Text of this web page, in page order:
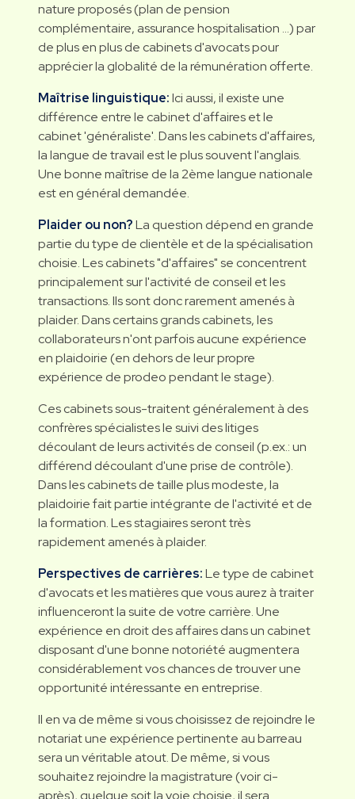
nature proposés (plan de pension
complémentaire, assurance hospitalisation …) par
de plus en plus de cabinets d'avocats pour
apprécier la globalité de la rémunération offerte.
Maîtrise linguistique:Ici aussi, il existe une
différence entre le cabinet d'affaires et le
cabinet 'généraliste'. Dans les cabinets d'affaires,
la langue de travail est le plus souvent l'anglais.
Une bonne maîtrise de la 2ème langue nationale
est en général demandée.
Plaider ou non?La question dépend en grande
partie du type de clientèle et de la spécialisation
choisie. Les cabinets "d'affaires" se concentrent
principalement sur l'activité de conseil et les
transactions. Ils sont donc rarement amenés à
plaider. Dans certains grands cabinets, les
collaborateurs n'ont parfois aucune expérience
en plaidoirie (en dehors de leur propre
expérience de prodeo pendant le stage).
Ces cabinets sous-traitent généralement à des
confrères spécialistes le suivi des litiges
découlant de leurs activités de conseil (p.ex.: un
différend découlant d'une prise de contrôle).
Dans les cabinets de taille plus modeste, la
plaidoirie fait partie intégrante de l'activité et de
la formation. Les stagiaires seront très
rapidement amenés à plaider.
Perspectives de carrières:Le type de cabinet
d'avocats et les matières que vous aurez à traiter
influenceront la suite de votre carrière. Une
expérience en droit des affaires dans un cabinet
disposant d'une bonne notoriété augmentera
considérablement vos chances de trouver une
opportunité intéressante en entreprise.
Il en va de même si vous choisissez de rejoindre le
notariat une expérience pertinente au barreau
sera un véritable atout. De même, si vous
souhaitez rejoindre la magistrature (voir ci-
après), quelque soit la voie choisie, il sera